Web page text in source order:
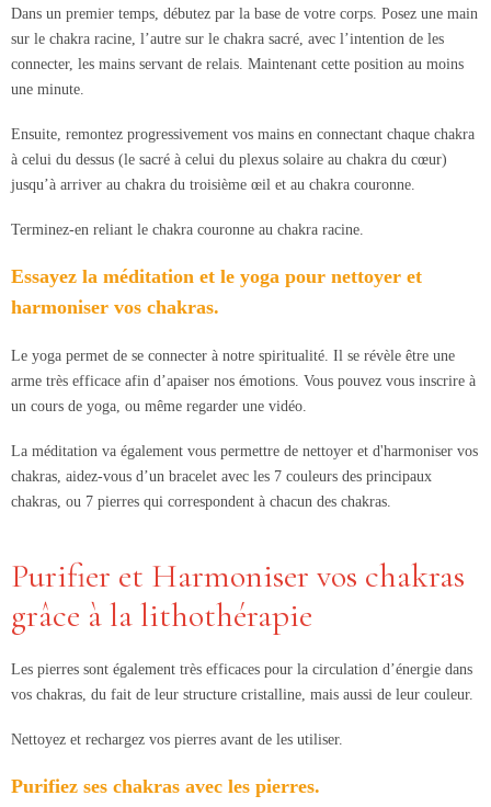
Dans un premier temps, débutez par la base de votre corps. Posez une main
sur le chakra racine, l’autre sur le chakra sacré, avec l’intention de les
connecter, les mains servant de relais. Maintenant cette position au moins
une minute.
Ensuite, remontez progressivement vos mains en connectant chaque chakra
à celui du dessus (le sacré à celui du plexus solaire au chakra du cœur)
jusqu’à arriver au chakra du troisième œil et au chakra couronne.
Terminez-en reliant le chakra couronne au chakra racine.
Essayez la méditation et le yoga pour nettoyer et
harmoniser vos chakras.
Le yoga permet de se connecter à notre spiritualité. Il se révèle être une
arme très efficace afin d’apaiser nos émotions. Vous pouvez vous inscrire à
un cours de yoga, ou même regarder une vidéo.
La méditation va également vous permettre de nettoyer et d'harmoniser vos
chakras, aidez-vous d’un bracelet avec les 7 couleurs des principaux
chakras, ou 7 pierres qui correspondent à chacun des chakras.
Purifier et Harmoniser vos chakras
grâce à la lithothérapie
Les pierres sont également très efficaces pour la circulation d’énergie dans
vos chakras, du fait de leur structure cristalline, mais aussi de leur couleur.
Nettoyez et rechargez vos pierres avant de les utiliser.
Purifiez ses chakras avec les pierres.